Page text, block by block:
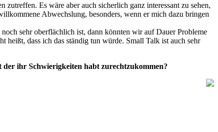
Es wäre aber auch sicherlich ganz interessant zu sehen,
Abwechslung, besonders, wenn er mich dazu bringen
sehr oberflächlich ist, dann könnten wir auf Dauer Probleme
heißt, dass ich das ständig tun würde. Small Talk ist auch sehr
der ihr Schwierigkeiten habt zurechtzukommen?